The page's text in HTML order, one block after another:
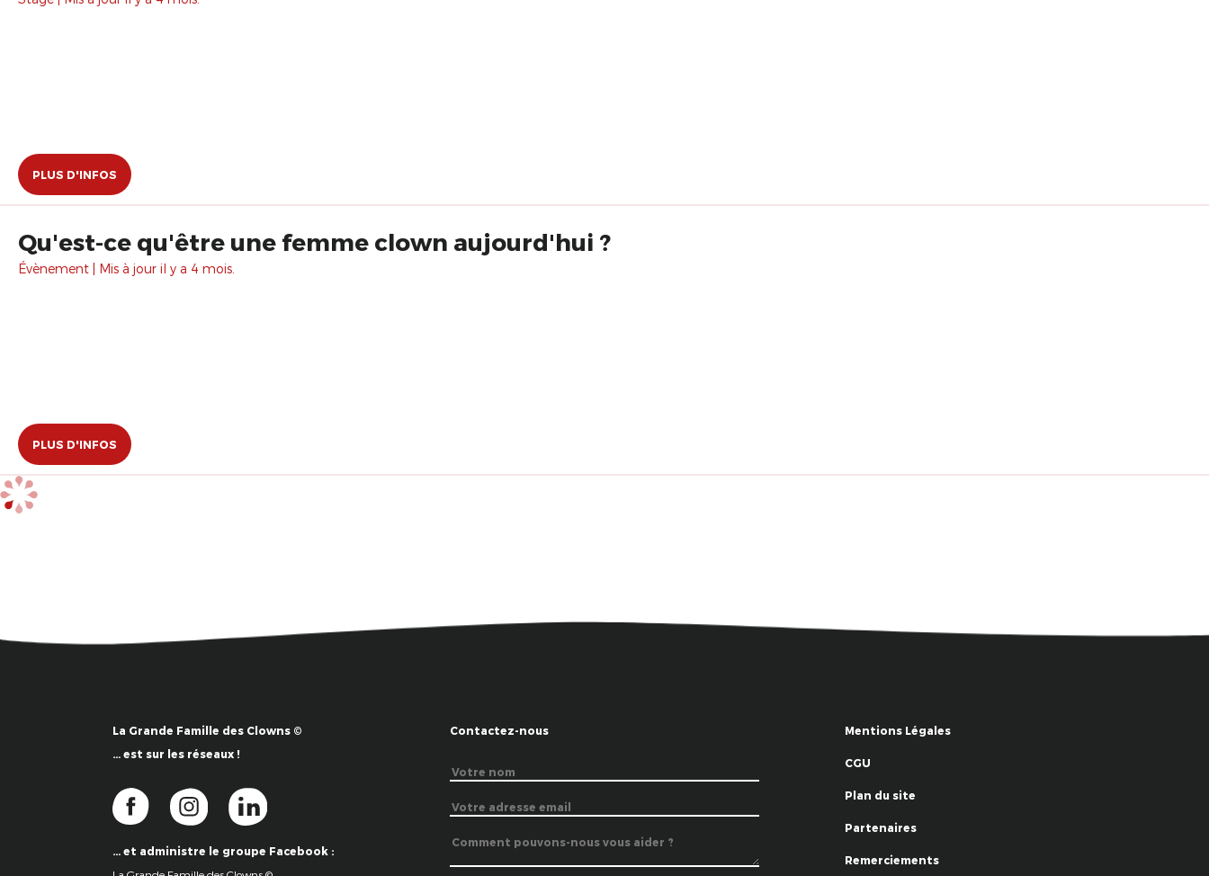
PLUS D'INFOS
Qu'est-ce qu'être une femme clown aujourd'hui ?
Évènement | Mis à jour il y a 4 mois.
PLUS D'INFOS
La Grande Famille des Clowns ©
… est sur les réseaux !
… et administre le groupe Facebook :
Contactez-nous Mentions Légales
CGU
Plan du site
Partenaires
Remerciements